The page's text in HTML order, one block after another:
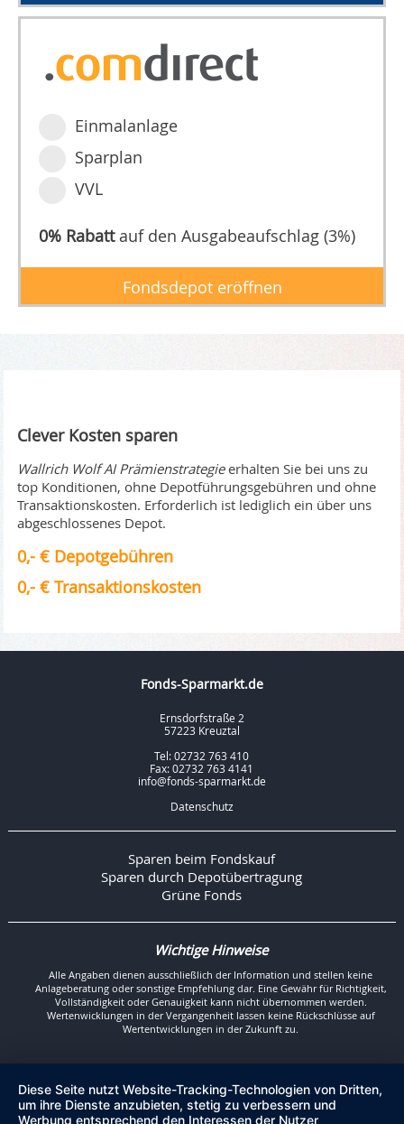
Einmalanlage
Sparplan
VVL
0% Rabattauf den Ausgabeaufschlag (3%)
Fondsdepot eröffnen
Clever Kosten sparen
Wallrich Wolf AI Prämienstrategieerhalten Sie bei uns zu
top Konditionen, ohne Depotführungsgebühren und ohne
Transaktionskosten. Erforderlich ist lediglich ein über uns
abgeschlossenes Depot.
0,- € Depotgebühren
0,- € Transaktionskosten
Fonds-Sparmarkt.de
Ernsdorfstraße 2
57223 Kreuztal
Tel: 02732 763 410
Fax: 02732 763 4141
info@fonds-sparmarkt.de
Datenschutz
Sparen beim Fondskauf
Sparen durch Depotübertragung
Grüne Fonds
Wichtige Hinweise
Alle Angaben dienen ausschließlich der Information und stellen keine
Anlageberatung oder sonstige Empfehlung dar. Eine Gewähr für Richtigkeit,
Vollständigkeit oder Genauigkeit kann nicht übernommen werden.
Wertenwicklungen in der Vergangenheit lassen keine Rückschlüsse auf
Wertentwicklungen in der Zukunft zu.
Diese Seite nutzt Website-Tracking-Technologien von Dritten,
um ihre Dienste anzubieten, stetig zu verbessern und
Werbung entsprechend den Interessen der Nutzer